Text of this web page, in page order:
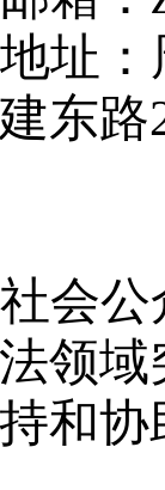
址
东路
会公
领
和